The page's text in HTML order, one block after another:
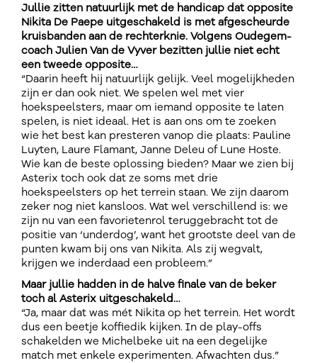
Jullie zitten natuurlijk met de handicap dat opposite
Nikita De Paepe uitgeschakeld is met afgescheurde
kruisbanden aan de rechterknie. Volgens Oudegem-
coach Julien Van de Vyver bezitten jullie niet echt
een tweede opposite…
“Daarin heeft hij natuurlijk gelijk. Veel mogelijkheden
zijn er dan ook niet. We spelen wel met vier
hoekspeelsters, maar om iemand opposite te laten
spelen, is niet ideaal. Het is aan ons om te zoeken
wie het best kan presteren vanop die plaats: Pauline
Luyten, Laure Flamant, Janne Deleu of Lune Hoste.
Wie kan de beste oplossing bieden? Maar we zien bij
Asterix toch ook dat ze soms met drie
hoekspeelsters op het terrein staan. We zijn daarom
zeker nog niet kansloos. Wat wel verschillend is: we
zijn nu van een favorietenrol teruggebracht tot de
positie van ‘underdog’, want het grootste deel van de
punten kwam bij ons van Nikita. Als zij wegvalt,
krijgen we inderdaad een probleem.”
Maar jullie hadden in de halve finale van de beker
toch al Asterix uitgeschakeld…
“Ja, maar dat was mét Nikita op het terrein. Het wordt
dus een beetje koffiedik kijken. In de play-offs
schakelden we Michelbeke uit na een degelijke
match met enkele experimenten. Afwachten dus.”